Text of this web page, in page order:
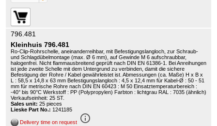
796.481
Kleinhuis 796.481
Ro-Clip-Rohrschelle, aneinanderreihbar, mit Befestigungslangloch, zur Schraub-
und Schlagdübelmontage (max. Ø 6 mm), auf Gewinde M 6 aufschraubbar,
halogenfrei. Nicht flammausbreitend geprüft nach DIN EN 61386-1. Bei Anreihungen
ist jede zweite Schelle mit dem Untergrund zu verbinden, damit die sichere
Befestigung der Rohre / Kabel gewährleistet ist. Abmessungen (ca. Maße) H x B x
L : 58,5 x 14,8 x 63 mm Befestigungslangloch : 4,5 x 12,4 mm für Kabel-Ø : 50 - 51
mm für metrische Rohre nach DIN EN 60423 : M 50 Einsatztemperaturbereich :
-40° bis 90°C Werkstoff : PP (Polypropylen) Farbton : lichtgrau RAL : 7035 (ähnlich)
Verkaufseinheit: 25 ST.
Sales unit: 25 pieces
Lieske Part No.: 1241185
Delivery time on request info_outline